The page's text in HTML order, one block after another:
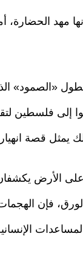
مهد
«الصمود»
إلى فلسطين
يمثل قصة
على الأرض
فإن